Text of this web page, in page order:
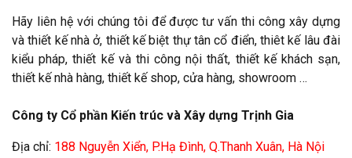
Hãy liên hệ với chúng tôi để được tư vấn thi công xây dựng
và thiết kế nhà ở, thiết kế biệt thự tân cổ điển, thiêt kế lâu đài
kiểu pháp, thiết kế và thi công nội thất, thiết kế khách sạn,
thiết kế nhà hàng, thiết kế shop, cửa hàng, showroom …
Công ty Cổ phần Kiến trúc và Xây dựng Trịnh Gia
Địa chỉ: 188 Nguyễn Xiển, P.Hạ Đình, Q.Thanh Xuân, Hà Nội